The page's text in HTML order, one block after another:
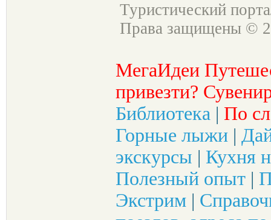
Туристический
Права защищены ©
МегаИдеи
привезти?
Библиотека | По
Горные лыжи |
экскурсы | Кухня
Полезный опыт |
Экстрим |